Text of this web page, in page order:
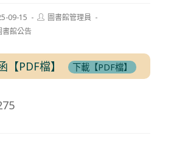
09-15
Post圖書館管理員
書館公告
PDF檔】 下載【PDF檔】